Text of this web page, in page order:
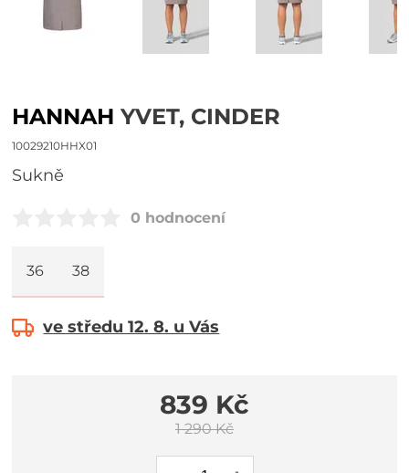
HANNAH YVET, CINDER
10029210HHX01
sukně
0 hodnocení
36 38
ve středu 12. 8. u Vás
839 Kč
1 290 Kč